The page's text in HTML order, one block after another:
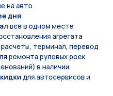
на авто
дня
всё в одном месте
агрегата
расчеты, терминал, перевод
ремонта рулевых реек
в наличии
для автосервисов и